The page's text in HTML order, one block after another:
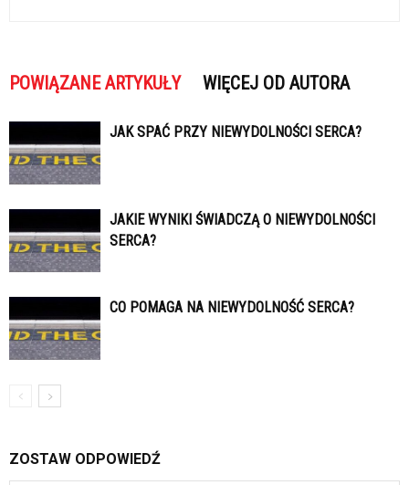
POWIĄZANE ARTYKUŁY WIĘCEJ OD AUTORA
JAK SPAĆ PRZY NIEWYDOLNOŚCI SERCA?
JAKIE WYNIKI ŚWIADCZĄ O NIEWYDOLNOŚCI
SERCA?
CO POMAGA NA NIEWYDOLNOŚĆ SERCA?
ZOSTAW ODPOWIEDŹ